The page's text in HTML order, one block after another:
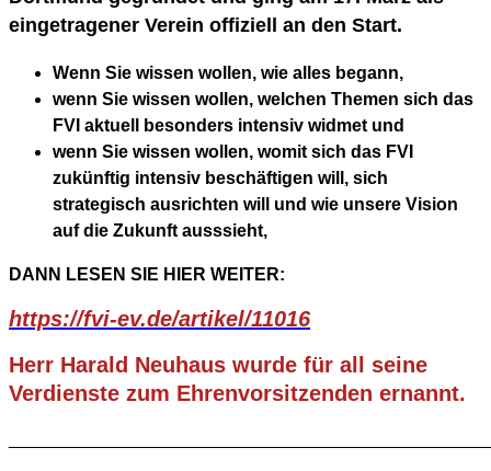
eingetragener Verein offiziell an den Start.
Wenn Sie wissen wollen, wie alles begann,
wenn Sie wissen wollen, welchen Themen sich das
FVI aktuell besonders intensiv widmet und
wenn Sie wissen wollen, womit sich das FVI
zukünftig intensiv beschäftigen will, sich
strategisch ausrichten will und wie unsere Vision
auf die Zukunft ausssieht,
DANN LESEN SIE HIER WEITER:
https://fvi-ev.de/artikel/11016
Herr Harald Neuhaus wurde für all seine
Verdienste zum Ehrenvorsitzenden ernannt.